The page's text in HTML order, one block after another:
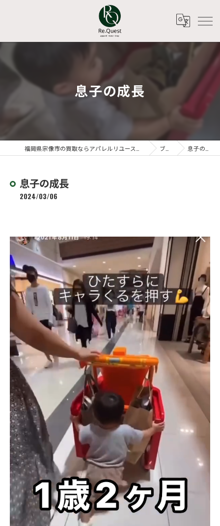
息子の成長
ブログ 息子の成長
息子の成長
2024/03/06